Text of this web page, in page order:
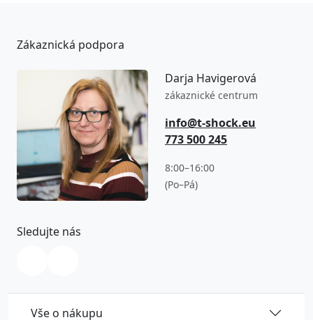
Vše o nákupu
Zákaznická podpora
Darja Havigerová
zákaznické centrum
info@t-shock.eu
773 500 245
8:00–16:00
(Po–Pá)
Sledujte nás